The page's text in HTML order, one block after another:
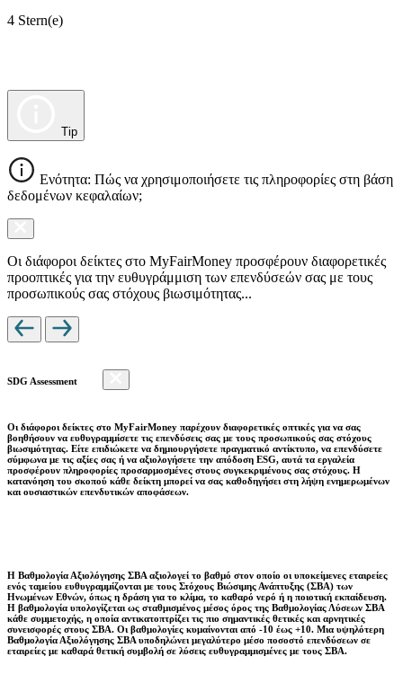
4 Stern(e)
Tip
Ενότητα: Πώς να χρησιμοποιήσετε τις πληροφορίες στη βάση
δεδομένων κεφαλαίων;
Οι διάφοροι δείκτες στο MyFairMoney προσφέρουν διαφορετικές
προοπτικές για την ευθυγράμμιση των επενδύσεών σας με τους
προσωπικούς σας στόχους βιωσιμότητας...
SDG Assessment
Οι διάφοροι δείκτες στο MyFairMoney παρέχουν διαφορετικές οπτικές για να σας
βοηθήσουν να ευθυγραμμίσετε τις επενδύσεις σας με τους προσωπικούς σας στόχους
βιωσιμότητας. Είτε επιδιώκετε να δημιουργήσετε πραγματικό αντίκτυπο, να επενδύσετε
σύμφωνα με τις αξίες σας ή να αξιολογήσετε την απόδοση ESG, αυτά τα εργαλεία
προσφέρουν πληροφορίες προσαρμοσμένες στους συγκεκριμένους σας στόχους. Η
κατανόηση του σκοπού κάθε δείκτη μπορεί να σας καθοδηγήσει στη λήψη ενημερωμένων
και ουσιαστικών επενδυτικών αποφάσεων.
Η Βαθμολογία Αξιολόγησης ΣΒΑ αξιολογεί το βαθμό στον οποίο οι υποκείμενες εταιρείες
ενός ταμείου ευθυγραμμίζονται με τους Στόχους Βιώσιμης Ανάπτυξης (ΣΒΑ) των
Ηνωμένων Εθνών, όπως η δράση για το κλίμα, το καθαρό νερό ή η ποιοτική εκπαίδευση.
Η βαθμολογία υπολογίζεται ως σταθμισμένος μέσος όρος της Βαθμολογίας Λύσεων ΣΒΑ
κάθε συμμετοχής, η οποία αντικατοπτρίζει τις πιο σημαντικές θετικές και αρνητικές
συνεισφορές στους ΣΒΑ. Οι βαθμολογίες κυμαίνονται από -10 έως +10. Μια υψηλότερη
Βαθμολογία Αξιολόγησης ΣΒΑ υποδηλώνει μεγαλύτερο μέσο ποσοστό επενδύσεων σε
εταιρείες με καθαρά θετική συμβολή σε λύσεις ευθυγραμμισμένες με τους ΣΒΑ.